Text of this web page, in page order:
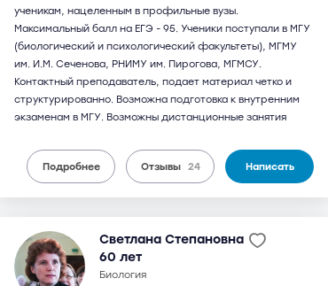
ученикам, нацеленным в профильные вузы.
Максимальный балл на ЕГЭ - 95. Ученики поступали в МГУ
(биологический и психологический факультеты), МГМУ
им. И.М. Сеченова, РНИМУ им. Пирогова, МГМСУ.
Контактный преподаватель, подает материал четко и
структурированно. Возможна подготовка к внутренним
экзаменам в МГУ. Возможны дистанционные занятия
Подробнее Отзывы 24 Написать
Светлана Степановна
60 лет
биология